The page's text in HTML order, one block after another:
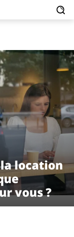
la location
vous ?